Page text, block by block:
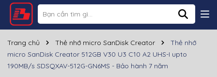
Trang chủ Thẻ nhớ micro SanDisk Creator
Thẻ nhớ
micro SanDisk Creator 512GB V30 U3 C10 A2 UHS-I upto
190MB/s SDSQXAV-512G-GN6MS - Bảo hành 7 năm
Thông số kỹ thuật
Thương hiệu SANDISK